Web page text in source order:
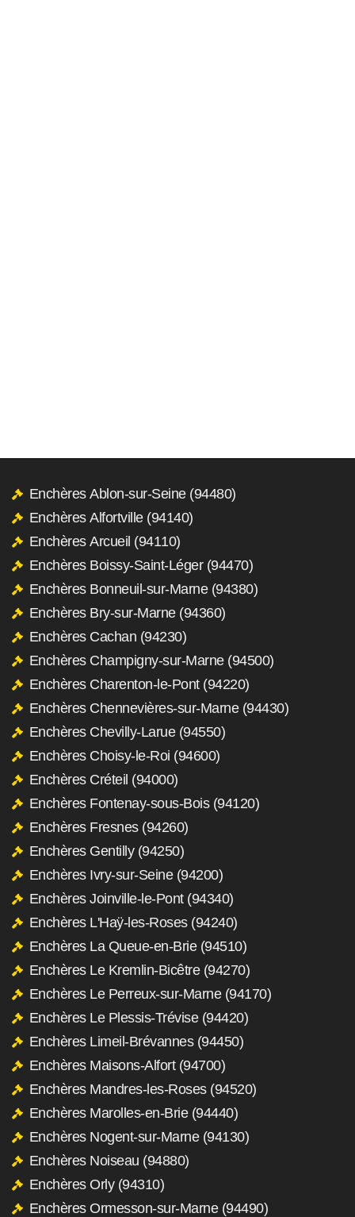
Enchères Ablon-sur-Seine (94480)
Enchères Alfortville (94140)
Enchères Arcueil (94110)
Enchères Boissy-Saint-Léger (94470)
Enchères Bonneuil-sur-Marne (94380)
Enchères Bry-sur-Marne (94360)
Enchères Cachan (94230)
Enchères Champigny-sur-Marne (94500)
Enchères Charenton-le-Pont (94220)
Enchères Chennevières-sur-Marne (94430)
Enchères Chevilly-Larue (94550)
Enchères Choisy-le-Roi (94600)
Enchères Créteil (94000)
Enchères Fontenay-sous-Bois (94120)
Enchères Fresnes (94260)
Enchères Gentilly (94250)
Enchères Ivry-sur-Seine (94200)
Enchères Joinville-le-Pont (94340)
Enchères L'Haÿ-les-Roses (94240)
Enchères La Queue-en-Brie (94510)
Enchères Le Kremlin-Bicêtre (94270)
Enchères Le Perreux-sur-Marne (94170)
Enchères Le Plessis-Trévise (94420)
Enchères Limeil-Brévannes (94450)
Enchères Maisons-Alfort (94700)
Enchères Mandres-les-Roses (94520)
Enchères Marolles-en-Brie (94440)
Enchères Nogent-sur-Marne (94130)
Enchères Noiseau (94880)
Enchères Orly (94310)
Enchères Ormesson-sur-Marne (94490)